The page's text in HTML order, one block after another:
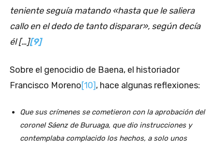
teniente seguía matando «hasta que le saliera
callo en el dedo de tanto disparar», según decía
él […][9]
Sobre el genocidio de Baena, el historiador
Francisco Moreno[10], hace algunas reflexiones:
Que sus crímenes se cometieron con la aprobación del
coronel Sáenz de Buruaga, que dio instrucciones y
contemplaba complacido los hechos, a solo unos